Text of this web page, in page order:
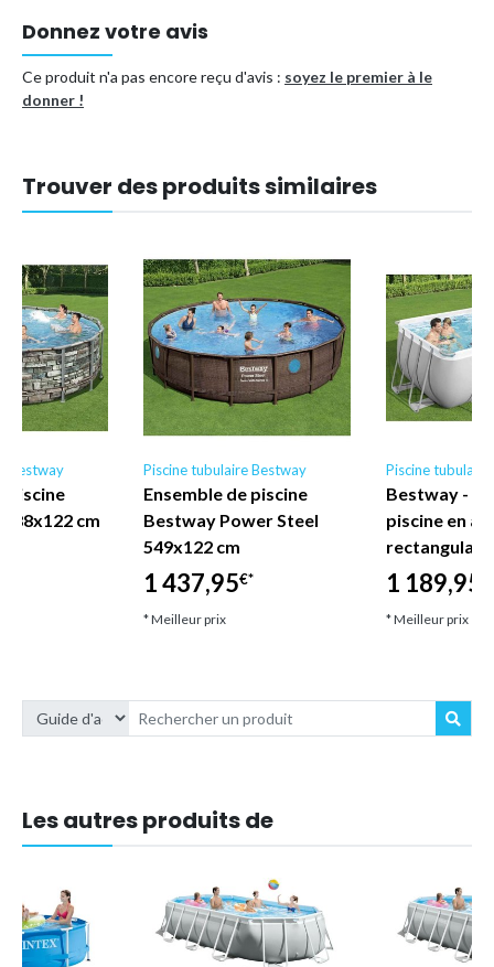
Référence (EAN)
Donnez votre avis
Ce produit n'a pas encore reçu d'avis : soyez le premier à le
donner !
Trouver des produits similaires
Bestway
piscine
cm
Piscine tubulaire Bestway
Ensemble de piscine
Bestway Power Steel
549x122 cm
1 437,95€*
* Meilleur prix
Piscine
Bestway -
piscine en
1 189,95
* Meilleur prix
Les autres produits de